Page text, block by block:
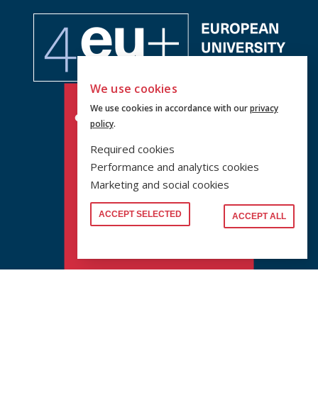
We use cookies
We use cookies in accordance with ourprivacy
policy.
Required cookies
Performance and analytics cookies
Marketing and social cookies
ACCEPT SELECTED ACCEPT ALL